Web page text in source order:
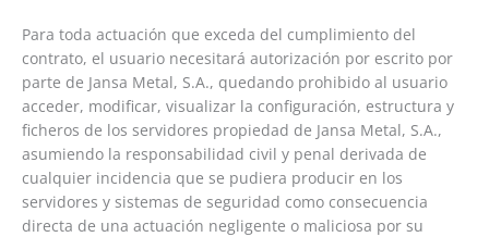
Para toda actuación que exceda del cumplimiento del
contrato, el usuario necesitará autorización por escrito por
parte de Jansa Metal, S.A., quedando prohibido al usuario
acceder, modificar, visualizar la configuración, estructura y
ficheros de los servidores propiedad de Jansa Metal, S.A.,
asumiendo la responsabilidad civil y penal derivada de
cualquier incidencia que se pudiera producir en los
servidores y sistemas de seguridad como consecuencia
directa de una actuación negligente o maliciosa por su